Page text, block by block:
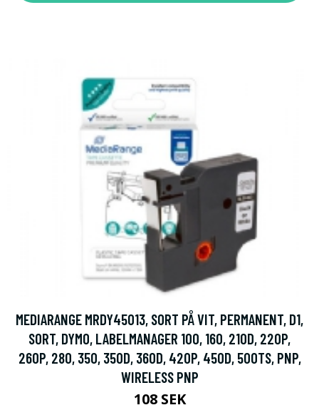
MEDIARANGE MRDY45013, SORT PÅ VIT, PERMANENT, D1,
SORT, DYMO, LABELMANAGER 100, 160, 210D, 220P,
260P, 280, 350, 350D, 360D, 420P, 450D, 500TS, PNP,
WIRELESS PNP
108 SEK